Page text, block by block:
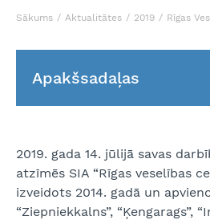
Sākums Aktualitātes 2019 Rīgas
Apakšsadaļas
2019. gada 14. jūlijā savas
atzīmēs SIA “Rīgas veselības
izveidots 2014. gadā un
“Ziepniekkalns”, “Ķengarags”,